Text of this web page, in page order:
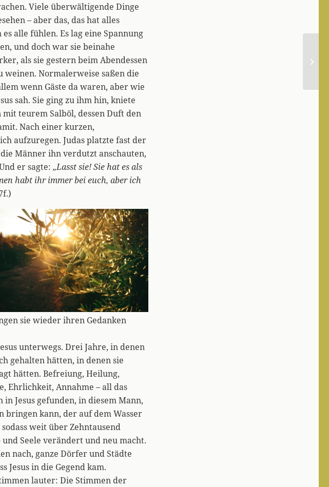
Viele überwältigende Dinge
– aber das, das hat alles
alle fühlen. Es lag eine Spannung
und doch war sie beinahe
als sie gestern beim Abendessen
weinen. Normalerweise saßen die
wenn Gäste da waren, aber wie
sah. Sie ging zu ihm hin, kniete
teurem Salböl, dessen Duft den
Nach einer kurzen,
aufzuregen. Judas platzte fast der
Männer ihn verdutzt anschauten,
er sagte: „Lasst sie! Sie hat es als
habt ihr immer bei euch, aber ich
sie wieder ihren Gedanken
unterwegs. Drei Jahre, in denen
gehalten hätten, in denen sie
hätten. Befreiung, Heilung,
Ehrlichkeit, Annahme – all das
Jesus gefunden, in diesem Mann,
bringen kann, der auf dem Wasser
weit über Zehntausend
Seele verändert und neu macht.
nach, ganze Dörfer und Städte
in die Gegend kam.
lauter: Die Stimmen der